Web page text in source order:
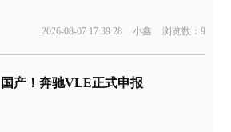
2026-08-07 17:39:28 小鑫 浏览数：9
国产！奔驰VLE正式申报